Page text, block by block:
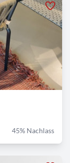
45% Nachlass